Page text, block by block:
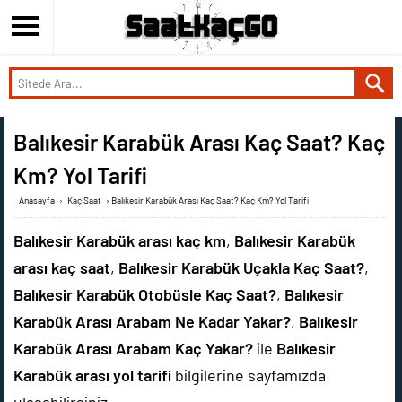
Balıkesir Karabük Arası Kaç Saat? Kaç
Km? Yol Tarifi
Anasayfa › Kaç Saat › Balıkesir Karabük Arası Kaç Saat? Kaç Km? Yol Tarifi
Balıkesir Karabük arası kaç km, Balıkesir Karabük
arası kaç saat, Balıkesir Karabük Uçakla Kaç Saat?,
Balıkesir Karabük Otobüsle Kaç Saat?, Balıkesir
Karabük Arası Arabam Ne Kadar Yakar?, Balıkesir
Karabük Arası Arabam Kaç Yakar? ile Balıkesir
Karabük arası yol tarifi bilgilerine sayfamızda